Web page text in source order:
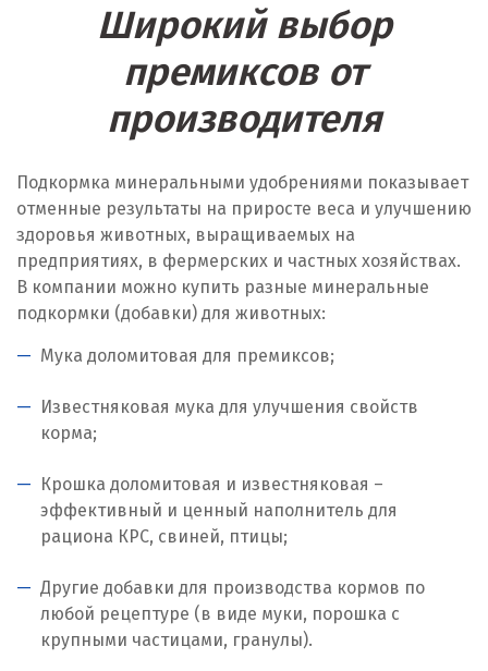
Жуковский
Иваново
Ижевск
Иркутск
Ишим
К
Казань
Калининград
Калуга
Каменск-Уральский
Камышево
Широкий выбор
премиксов от
производителя
Подкормка минеральными удобрениями показывает
отменные результаты на приросте веса и улучшению
здоровья животных, выращиваемых на
предприятиях, в фермерских и частных хозяйствах.
В компании можно купить разные минеральные
подкормки (добавки) для животных:
Мука доломитовая для премиксов;
Известняковая мука для улучшения свойств
корма;
Крошка доломитовая и известняковая –
эффективный и ценный наполнитель для
рациона КРС, свиней, птицы;
Другие добавки для производства кормов по
любой рецептуре (в виде муки, порошка с
крупными частицами, гранулы).